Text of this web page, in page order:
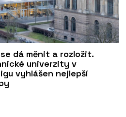
dá měnit a rozložit.
univerzity v
vyhlášen nejlepší